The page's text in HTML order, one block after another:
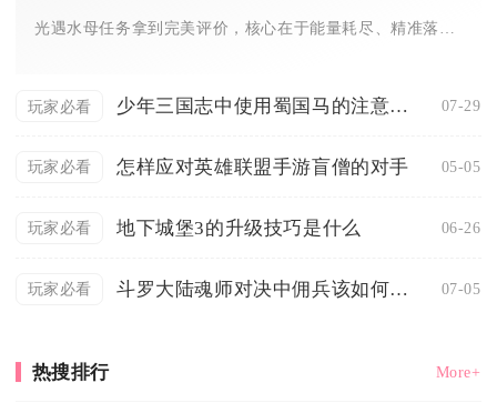
玩家必看 少年三国志中使用蜀国马的注意事项有哪些 07-29
玩家必看 怎样应对英雄联盟手游盲僧的对手 05-05
玩家必看 地下城堡3的升级技巧是什么 06-26
玩家必看 斗罗大陆魂师对决中佣兵该如何使用才能获胜 07-05
热搜排行 More+